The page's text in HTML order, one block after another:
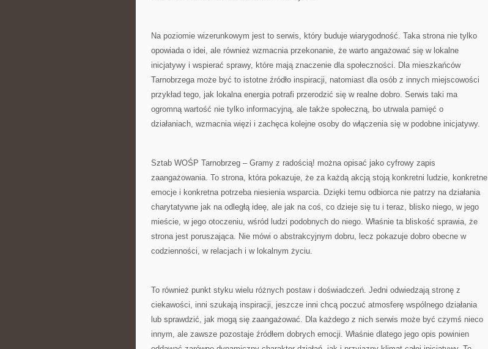
Na poziomie wizerunkowym jest to serwis, który buduje wiarygodność. Taka strona nie tylko
opowiada o idei, ale również wzmacnia przekonanie, że warto angażować się w lokalne
inicjatywy i wspierać sprawy, które mają znaczenie dla społeczności. Dla mieszkańców
Tarnobrzega może być to istotne źródło inspiracji, natomiast dla osób z innych miejscowości
przykład tego, jak lokalna energia potrafi przerodzić się w realne dobro. Serwis taki ma
ogromną wartość nie tylko informacyjną, ale także społeczną, bo utrwala pamięć o
działaniach, wzmacnia więzi i zachęca kolejne osoby do włączenia się w podobne inicjatywy.
Sztab WOŚP Tarnobrzeg – Gramy z radością! można opisać jako cyfrowy zapis
zaangażowania. To strona, która pokazuje, że za każdą akcją stoją konkretni ludzie, konkretne
emocje i konkretna potrzeba niesienia wsparcia. Dzięki temu odbiorca nie patrzy na działania
charytatywne jak na odległą ideę, ale jak na coś, co dzieje się tu i teraz, blisko niego, w jego
mieście, w jego otoczeniu, wśród ludzi podobnych do niego. Właśnie ta bliskość sprawia, że
strona jest poruszająca. Nie mówi o abstrakcyjnym dobru, lecz pokazuje dobro obecne w
codzienności, w relacjach i w lokalnym życiu.
To również punkt styku wielu różnych postaw i doświadczeń. Jedni odwiedzają stronę z
ciekawości, inni szukają inspiracji, jeszcze inni chcą poczuć atmosferę wspólnego działania
lub sprawdzić, jak mogą się zaangażować. Dla każdego z nich serwis może być czymś nieco
innym, ale zawsze pozostaje źródłem dobrych emocji. Właśnie dlatego jego opis powinien